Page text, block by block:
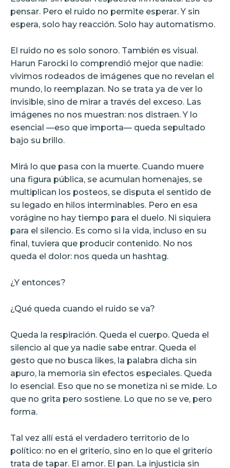
pensar. Pero el ruido no permite esperar. Y sin
espera, solo hay reacción. Solo hay automatismo.
El ruido no es solo sonoro. También es visual.
Harun Farocki lo comprendió mejor que nadie:
vivimos rodeados de imágenes que no revelan el
mundo, lo reemplazan. No se trata ya de ver lo
invisible, sino de mirar a través del exceso. Las
imágenes no nos muestran: nos distraen. Y lo
esencial —eso que importa— queda sepultado
bajo su brillo.
Mirá lo que pasa con la muerte. Cuando muere
una figura pública, se acumulan homenajes, se
multiplican los posteos, se disputa el sentido de
su legado en hilos interminables. Pero en esa
vorágine no hay tiempo para el duelo. Ni siquiera
para el silencio. Es como si la vida, incluso en su
final, tuviera que producir contenido. No nos
queda el dolor: nos queda un hashtag.
¿Y entonces?
¿Qué queda cuando el ruido se va?
Queda la respiración. Queda el cuerpo. Queda el
silencio al que ya nadie sabe entrar. Queda el
gesto que no busca likes, la palabra dicha sin
apuro, la memoria sin efectos especiales. Queda
lo esencial. Eso que no se monetiza ni se mide. Lo
que no grita pero sostiene. Lo que no se ve, pero
forma.
Tal vez allí está el verdadero territorio de lo
político: no en el griterío, sino en lo que el griterío
trata de tapar. El amor. El pan. La injusticia sin